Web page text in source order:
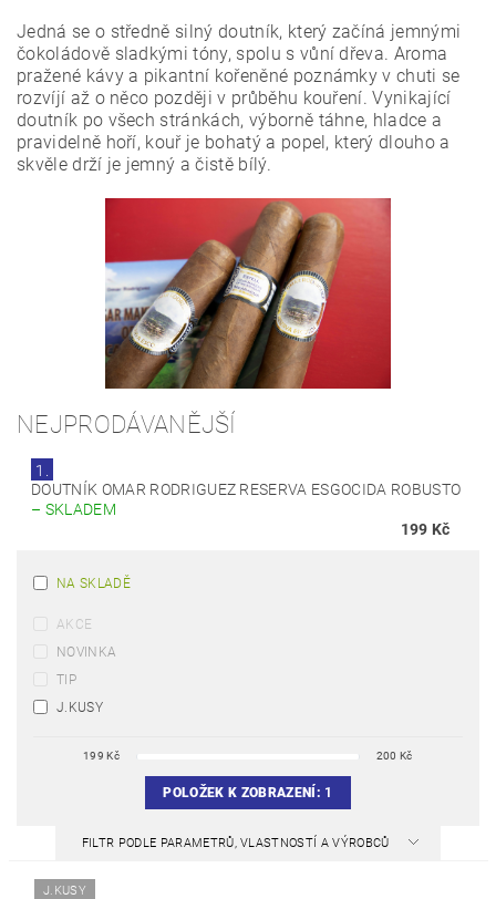
Jedná se o středně silný doutník, který začíná jemnými
čokoládově sladkými tóny, spolu s vůní dřeva. Aroma
pražené kávy a pikantní kořeněné poznámky v chuti se
rozvíjí až o něco později v průběhu kouření. Vynikající
doutník po všech stránkách, výborně táhne, hladce a
pravidelně hoří, kouř je bohatý a popel, který dlouho a
skvěle drží je jemný a čistě bílý.
NEJPRODÁVANĚJŠÍ
1.
DOUTNÍK OMAR RODRIGUEZ RESERVA ESGOCIDA ROBUSTO
– SKLADEM
199 Kč
NA SKLADĚ
AKCE
NOVINKA
TIP
J.KUSY
199 Kč 200 Kč
POLOŽEK K ZOBRAZENÍ: 1
FILTR PODLE PARAMETRŮ, VLASTNOSTÍ A VÝROBCŮ
J.KUSY